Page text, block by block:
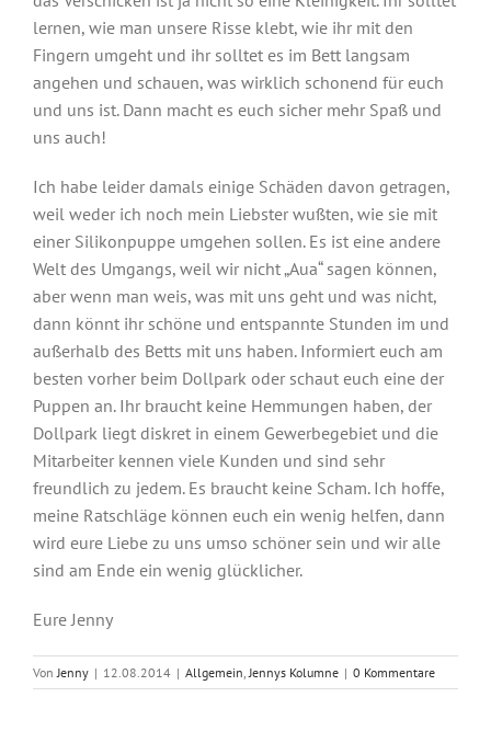
lernen, wie man unsere Risse klebt, wie ihr mit den
Fingern umgeht und ihr solltet es im Bett langsam
angehen und schauen, was wirklich schonend für euch
und uns ist. Dann macht es euch sicher mehr Spaß und
uns auch!
Ich habe leider damals einige Schäden davon getragen,
weil weder ich noch mein Liebster wußten, wie sie mit
einer Silikonpuppe umgehen sollen. Es ist eine andere
Welt des Umgangs, weil wir nicht „Aua“ sagen können,
aber wenn man weis, was mit uns geht und was nicht,
dann könnt ihr schöne und entspannte Stunden im und
außerhalb des Betts mit uns haben. Informiert euch am
besten vorher beim Dollpark oder schaut euch eine der
Puppen an. Ihr braucht keine Hemmungen haben, der
Dollpark liegt diskret in einem Gewerbegebiet und die
Mitarbeiter kennen viele Kunden und sind sehr
freundlich zu jedem. Es braucht keine Scham. Ich hoffe,
meine Ratschläge können euch ein wenig helfen, dann
wird eure Liebe zu uns umso schöner sein und wir alle
sind am Ende ein wenig glücklicher.
Eure Jenny
VonJenny | 12.08.2014 | Allgemein,Jennys Kolumne | 0 Kommentare